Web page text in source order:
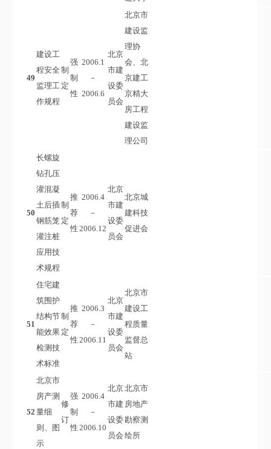
49
建设工
程安全
监理工
作规程
制
定
强
制
性
2006.1
－
2006.6
北京
市建
设委
员会
北京市
建设监
理协
会、北
京建工
京精大
房工程
建设监
理公司
50
长螺旋
钻孔压
灌混凝
土后插
钢筋笼
灌注桩
应用技
术规程
制
定
推
荐
性
2006.4
－
2006.12
北京
市建
设委
员会
北京城
建科技
促进会
51
住宅建
筑围护
结构节
能效果
检测技
术标准
制
定
推
荐
性
2006.3
－
2006.11
北京
市建
设委
员会
北京市
建设工
程质量
监督总
站
52
北京市
房产测
量细
则、图
示
修
订
强
制
性
2006.4
－
2006.10
北京
市建
设委
员会
北京市
房地产
勘察测
绘所